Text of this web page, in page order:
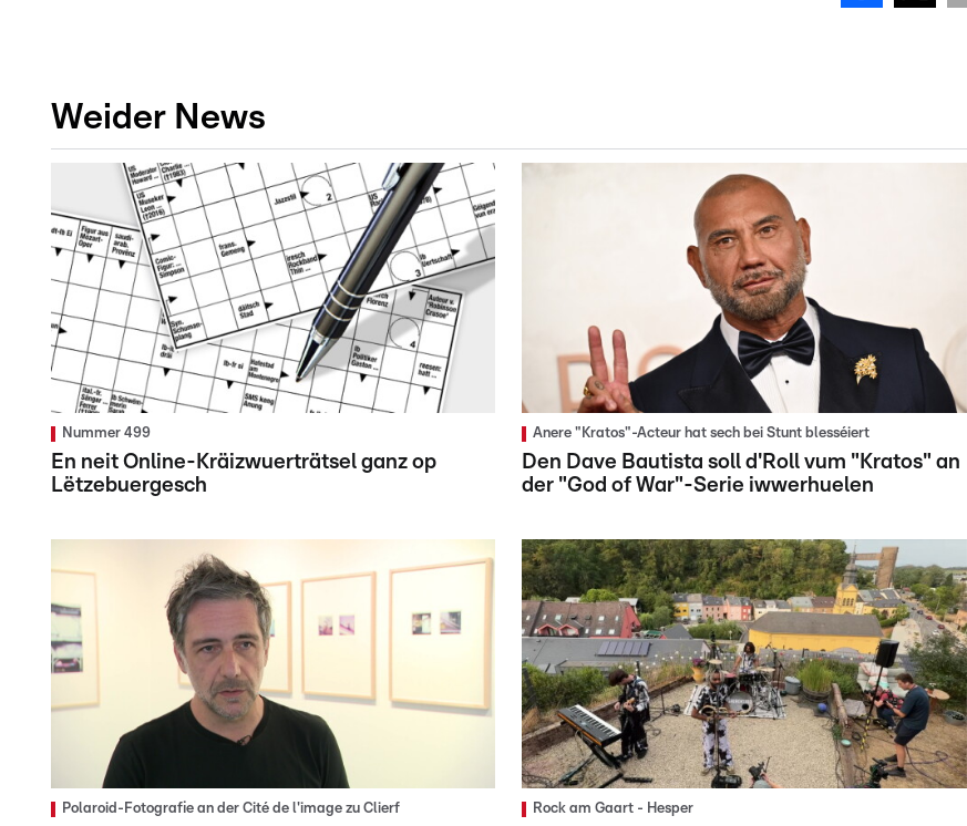
Weider News
Nummer 499
En neit Online-Kräizwuerträtsel ganz op
Lëtzebuergesch
Anere "Kratos"-Acteur hat sech bei Stunt blesséiert
Den Dave Bautista soll d'Roll vum "Kratos" an
der "God of War"-Serie iwwerhuelen
Polaroid-Fotografie an der Cité de l'image zu Clierf Rock am Gaart - Hesper